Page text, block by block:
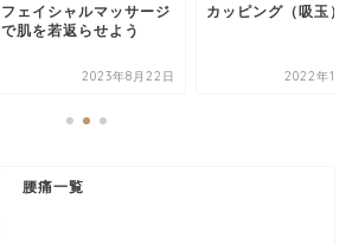
フェイシャルマッサージ
で肌を若返らせよう
2023年8月22日
カッピング（吸玉）
2022年11
腰痛一覧